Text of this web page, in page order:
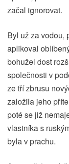
začal ignorovat.
Byl už za vodou,
aplikoval
bohužel dost
společnosti v
ze tří zbrusu
založila jeho
poté se již
vlastníka s
byla v prachu.